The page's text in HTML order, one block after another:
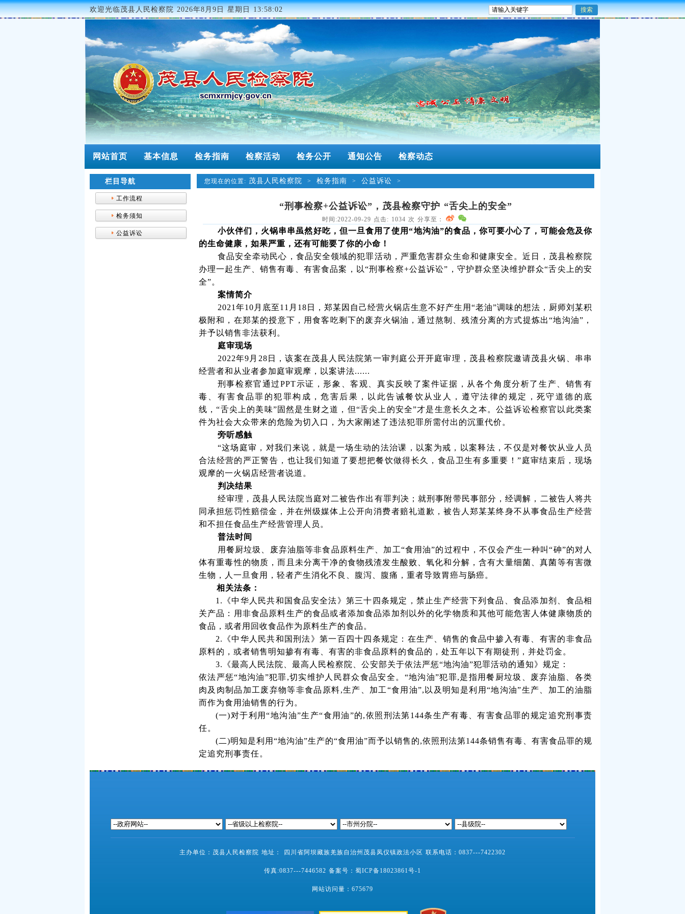
欢迎光临茂县人民检察院2026年8月9日 星期日 13:58:02
网站首页 基本信息 检务指南 检察活动 检务公开 通知公告 检察动态
栏目导航
工作流程
检务须知
公益诉讼
您现在的位置: 茂县人民检察院 > 检务指南 > 公益诉讼 >
“刑事检察+公益诉讼”，茂县检察守护 “舌尖上的安全”
时间:2022-09-29 点击: 1034 次 分享至：
小伙伴们，火锅串串虽然好吃，但一旦食用了使用“地沟油”的食品，你可要小心了，可能会危及你
的生命健康，如果严重，还有可能要了你的小命！
食品安全牵动民心，食品安全领域的犯罪活动，严重危害群众生命和健康安全。近日，茂县检察院
办理一起生产、销售有毒、有害食品案，以“刑事检察+公益诉讼”，守护群众坚决维护群众“舌尖上的安
全”。
案情简介
2021年10 月底至11 月 18 日，郑某因自己经营火锅店生意不好产生用“老油”调味的想法，厨师刘某积
极附和，在郑某的授意下，用食客吃剩下的废弃火锅油，通过熬制、残渣分离的方式提炼出“地沟油”，
并予以销售非法获利。
庭审现场
2022年9 月 28 日，该案在茂县人民法院第一审判庭公开开庭审理，茂县检察院邀请茂县火锅、串串
经营者和从业者参加庭审观摩，以案讲法......
刑事检察官通过PPT示证，形象、客观、真实反映了案件证据，从各个角度分析了生产、销售有
毒、有害食品罪的犯罪构成，危害后果，以此告诫餐饮从业人，遵守法律的规定，死守道德的底
线，“舌尖上的美味”固然是生财之道，但“舌尖上的安全”才是生意长久之本。公益诉讼检察官以此类案
件为社会大众带来的危险为切入口，为大家阐述了违法犯罪所需付出的沉重代价。
旁听感触
“这场庭审，对我们来说，就是一场生动的法治课，以案为戒，以案释法，不仅是对餐饮从业人员
合法经营的严正警告，也让我们知道了要想把餐饮做得长久，食品卫生有多重要！”庭审结束后，现场
观摩的一火锅店经营者说道。
判决结果
经审理，茂县人民法院当庭对二被告作出有罪判决；就刑事附带民事部分，经调解，二被告人将共
同承担惩罚性赔偿金，并在州级媒体上公开向消费者赔礼道歉，被告人郑某某终身不从事食品生产经营
和不担任食品生产经营管理人员。
普法时间
用餐厨垃圾、废弃油脂等非食品原料生产、加工“食用油”的过程中，不仅会产生一种叫“砷”的对人
体有重毒性的物质，而且未分离干净的食物残渣发生酸败、氧化和分解，含有大量细菌、真菌等有害微
生物，人一旦食用，轻者产生消化不良、腹泻、腹痛，重者导致胃癌与肠癌。
相关法条：
1.《中华人民共和国食品安全法》第三十四条规定，禁止生产经营下列食品、食品添加剂、食品相
关产品：用非食品原料生产的食品或者添加食品添加剂以外的化学物质和其他可能危害人体健康物质的
食品，或者用回收食品作为原料生产的食品。
2.《中华人民共和国刑法》第一百四十四条规定：在生产、销售的食品中掺入有毒、有害的非食品
原料的，或者销售明知掺有有毒、有害的非食品原料的食品的，处五年以下有期徒刑，并处罚金。
3.《最高人民法院、最高人民检察院、公安部关于依法严惩“地沟油”犯罪活动的通知》规定：
依法严惩“地沟油”犯罪,切实维护人民群众食品安全。“地沟油”犯罪,是指用餐厨垃圾、废弃油脂、各类
肉及肉制品加工废弃物等非食品原料,生产、加工“食用油”, 以及明知是利用“地沟油”生产、加工的油脂
而作为食用油销售的行为。
(一)对于利用“地沟油”生产“食用油”的,依照刑法第144条生产有毒、有害食品罪的规定追究刑事责
任。
(二)明知是利用“地沟油”生产的“食用油”而予以销售的,依照刑法第144条销售有毒、有害食品罪的规
定追究刑事责任。
主办单位：茂县人民检察院 地址： 四川省阿坝藏族羌族自治州茂县凤仪镇政法小区 联系电话：0837---7422302
传真:0837---7446582 备案号： 蜀ICP备18023861号-1
网站访问量： 675679